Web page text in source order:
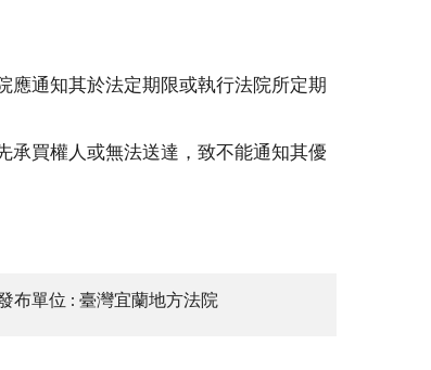
應通知其於法定期限或執行法院所定期
承買權人或無法送達，致不能通知其優
布單位 : 臺灣宜蘭地方法院